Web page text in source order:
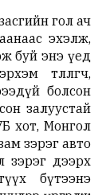
гол ач
эхэлж,
буй энэ үед
төлөөлөгч,
болсон
залуустай
хот, Монгол
зэрэг авто
зэрэг дээрх
бүтээнэ